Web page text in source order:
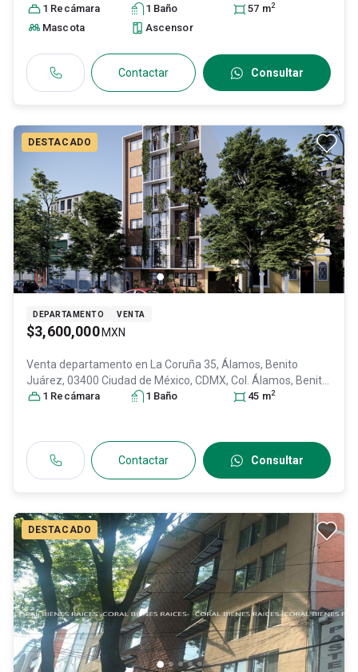
1 Recámara 1 Baño 57 m2
Mascota Ascensor
Contactar Consultar
DESTACADO
DEPARTAMENTO VENTA
$3,600,000 MXN
Venta departamento en
La Coruña 35, Álamos, Benito
Juárez, 03400 Ciudad de México, CDMX, Col. Álamos, Benito
Juárez, DF / CDMX , México, C.P. 03400 , ID:30334141
1 Recámara 1 Baño 45 m2
Contactar Consultar
DESTACADO